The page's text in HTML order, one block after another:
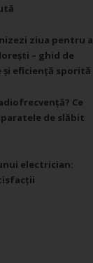
ziua pentru a
– ghid de
eficiență sporită
Ce
de slăbit
electrician: